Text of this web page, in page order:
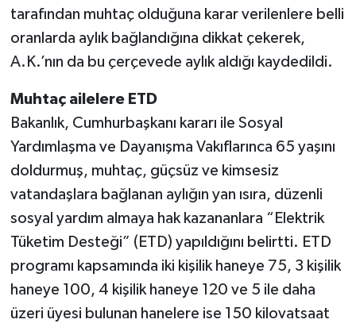
tarafından muhtaç olduğuna karar verilenlere belli
oranlarda aylık bağlandığına dikkat çekerek,
A.K.’nın da bu çerçevede aylık aldığı kaydedildi.
Muhtaç ailelere ETD
Bakanlık, Cumhurbaşkanı kararı ile Sosyal
Yardımlaşma ve Dayanışma Vakıflarınca 65 yaşını
doldurmuş, muhtaç, güçsüz ve kimsesiz
vatandaşlara bağlanan aylığın yan ısıra, düzenli
sosyal yardım almaya hak kazananlara “Elektrik
Tüketim Desteği” (ETD) yapıldığını belirtti. ETD
programı kapsamında iki kişilik haneye 75, 3 kişilik
haneye 100, 4 kişilik haneye 120 ve 5 ile daha
üzeri üyesi bulunan hanelere ise 150 kilovatsaat